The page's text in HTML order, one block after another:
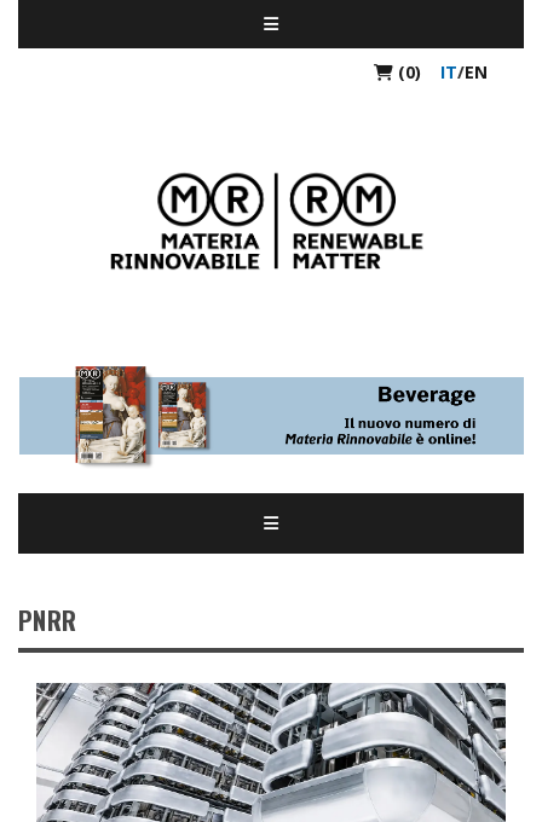
(0) IT/EN
PNRR